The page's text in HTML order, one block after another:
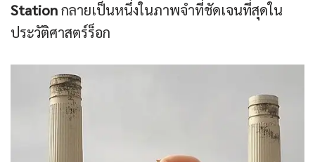
Stationกลายเป็นหนึ่งในภาพจำที่ชัดเจนที่สุดใน
ประวัติศาสตร์ร็อก